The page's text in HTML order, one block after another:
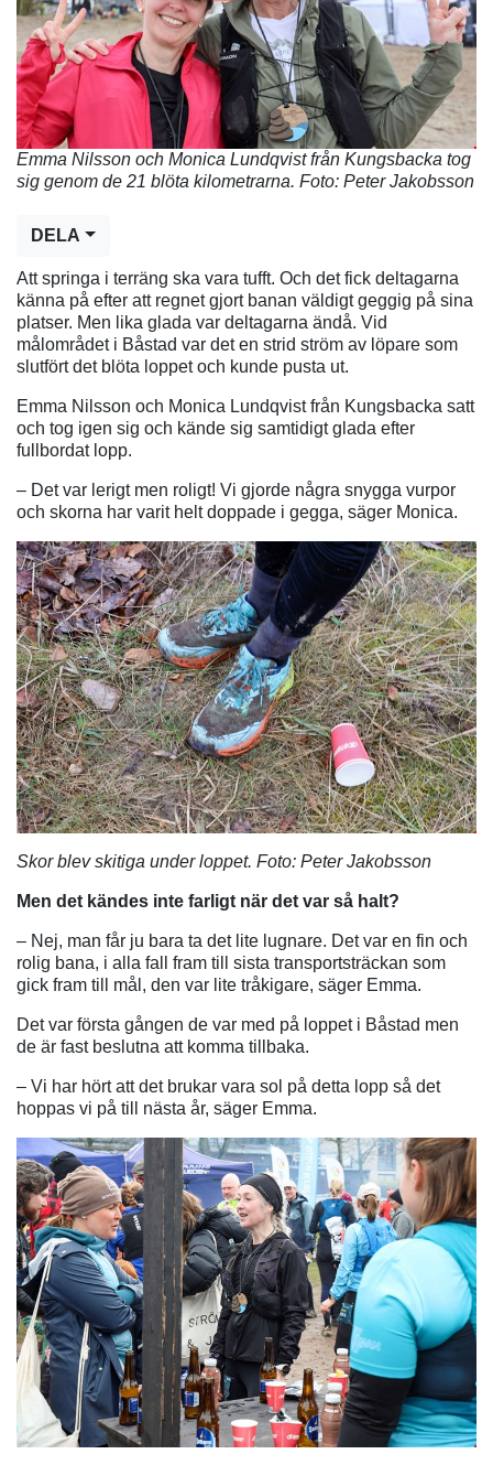
Emma Nilsson och Monica Lundqvist från Kungsbacka tog
sig genom de 21 blöta kilometrarna. Foto: Peter Jakobsson
DELA
Att springa i terräng ska vara tufft. Och det fick deltagarna
känna på efter att regnet gjort banan väldigt geggig på sina
platser. Men lika glada var deltagarna ändå. Vid
målområdet i Båstad var det en strid ström av löpare som
slutfört det blöta loppet och kunde pusta ut.
Emma Nilsson och Monica Lundqvist från Kungsbacka satt
och tog igen sig och kände sig samtidigt glada efter
fullbordat lopp.
– Det var lerigt men roligt! Vi gjorde några snygga vurpor
och skorna har varit helt doppade i gegga, säger Monica.
Skor blev skitiga under loppet. Foto: Peter Jakobsson
Men det kändes inte farligt när det var så halt?
– Nej, man får ju bara ta det lite lugnare. Det var en fin och
rolig bana, i alla fall fram till sista transportsträckan som
gick fram till mål, den var lite tråkigare, säger Emma.
Det var första gången de var med på loppet i Båstad men
de är fast beslutna att komma tillbaka.
– Vi har hört att det brukar vara sol på detta lopp så det
hoppas vi på till nästa år, säger Emma.